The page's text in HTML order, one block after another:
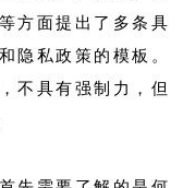
方面提出了多条具
隐私政策的模板。
不具有强制力，但